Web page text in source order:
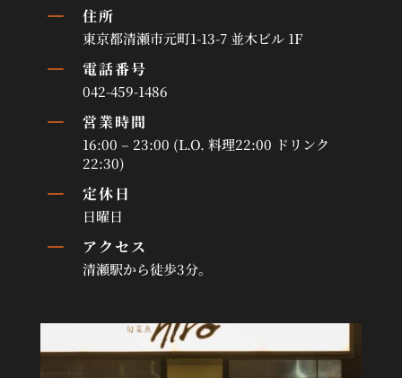
K 住所
東京都清瀬市元町1-13-7 並木ビル 1F
K 電話番号
042-459-1486
K 営業時間
16:00 – 23:00 (L.O. 料理22:00 ドリンク
22:30)
K 定休日
日曜日
K アクセス
清瀬駅から徒歩3分。